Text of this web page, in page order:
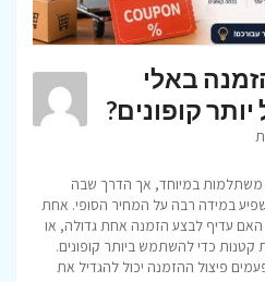
באלי
קופונים?
משתלמות במיוחד, אך הדרך שבה
במידה רבה על המחיר הסופי. אחת
האם עדיף לבצע הזמנה אחת גדולה, או
כדי להשתמש ביותר קופונים.
פיצול ההזמנה יכול להגדיל את